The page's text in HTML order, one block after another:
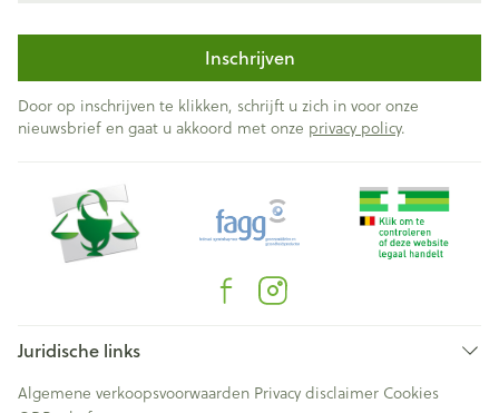
Inschrijven
Door op inschrijven te klikken, schrijft u zich in voor onze
nieuwsbrief en gaat u akkoord met onze privacy policy.
Juridische links
Algemene verkoopsvoorwaarden Privacy disclaimer Cookies